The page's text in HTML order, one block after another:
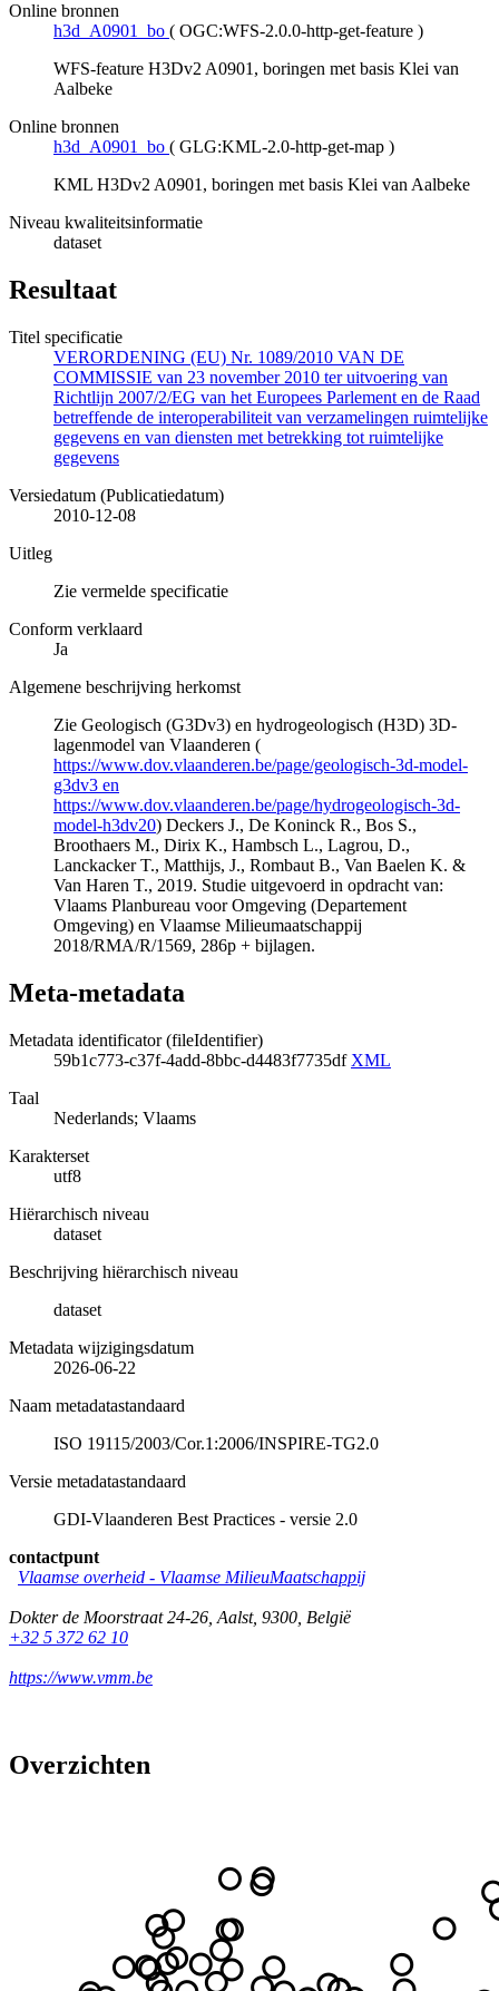
Online bronnen
h3d_A0901_bo ( OGC:WFS-2.0.0-http-get-feature )
WFS-feature H3Dv2 A0901, boringen met basis Klei van
Aalbeke
Online bronnen
h3d_A0901_bo ( GLG:KML-2.0-http-get-map )
KML H3Dv2 A0901, boringen met basis Klei van Aalbeke
Niveau kwaliteitsinformatie
dataset
Resultaat
Titel specificatie
VERORDENING (EU) Nr. 1089/2010 VAN DE
COMMISSIE van 23 november 2010 ter uitvoering van
Richtlijn 2007/2/EG van het Europees Parlement en de Raad
betreffende de interoperabiliteit van verzamelingen ruimtelijke
gegevens en van diensten met betrekking tot ruimtelijke
gegevens
Versiedatum (Publicatiedatum)
2010-12-08
Uitleg
Zie vermelde specificatie
Conform verklaard
Ja
Algemene beschrijving herkomst
Zie Geologisch (G3Dv3) en hydrogeologisch (H3D) 3D-
lagenmodel van Vlaanderen (
https://www.dov.vlaanderen.be/page/geologisch-3d-model-
g3dv3 en
https://www.dov.vlaanderen.be/page/hydrogeologisch-3d-
model-h3dv20) Deckers J., De Koninck R., Bos S.,
Broothaers M., Dirix K., Hambsch L., Lagrou, D.,
Lanckacker T., Matthijs, J., Rombaut B., Van Baelen K. &
Van Haren T., 2019. Studie uitgevoerd in opdracht van:
Vlaams Planbureau voor Omgeving (Departement
Omgeving) en Vlaamse Milieumaatschappij
2018/RMA/R/1569, 286p + bijlagen.
Meta-metadata
Metadata identificator (fileIdentifier)
59b1c773-c37f-4add-8bbc-d4483f7735df XML
Taal
Nederlands; Vlaams
Karakterset
utf8
Hiërarchisch niveau
dataset
Beschrijving hiërarchisch niveau
dataset
Metadata wijzigingsdatum
2026-06-22
Naam metadatastandaard
ISO 19115/2003/Cor.1:2006/INSPIRE-TG2.0
Versie metadatastandaard
GDI-Vlaanderen Best Practices - versie 2.0
contactpunt
Vlaamse overheid - Vlaamse MilieuMaatschappij
Dokter de Moorstraat 24-26 Aalst, 9300 België
+32 5 372 62 10
https://www.vmm.be
Overzichten